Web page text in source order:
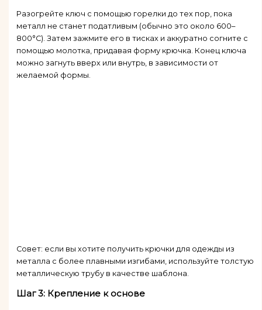
Разогрейте ключ с помощью горелки до тех пор, пока
металл не станет податливым (обычно это около 600–
800°C). Затем зажмите его в тисках и аккуратно согните с
помощью молотка, придавая форму крючка. Конец ключа
можно загнуть вверх или внутрь, в зависимости от
желаемой формы.
Совет: если вы хотите получить крючки для одежды из
металла с более плавными изгибами, используйте толстую
металлическую трубу в качестве шаблона.
Шаг 3: Крепление к основе